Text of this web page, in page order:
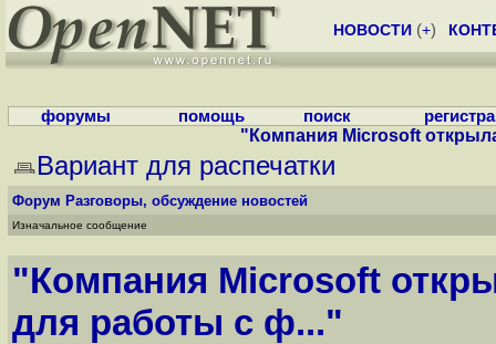
НОВОСТИ (+)
форумы помощь поиск
"Компания Microsoft
Вариант для распечатки
Форум Разговоры, обсуждение новостей
Изначальное сообщение
"Компания Microsoft
для работы с ф..."